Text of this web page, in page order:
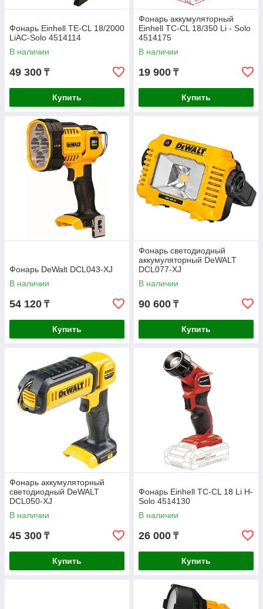
Фонарь Einhell TE-CL 18/2000
LiAC-Solo 4514114
В наличии
49 300 ₸
Купить
Фонарь аккумуляторный
Einhell TC-CL 18/350 Li - Solo
4514175
В наличии
19 900 ₸
Купить
Фонарь DeWalt DCL043-XJ
В наличии
54 120 ₸
Купить
Фонарь светодиодный
аккумуляторный DeWALT
DCL077-XJ
В наличии
90 600 ₸
Купить
Фонарь аккумуляторный
светодиодный DeWALT
DCL050-XJ
В наличии
45 300 ₸
Купить
Фонарь Einhell TC-CL 18 Li H-
Solo 4514130
В наличии
26 000 ₸
Купить